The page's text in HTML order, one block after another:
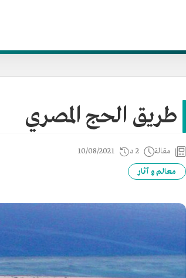
طريق الحج المصري
مقالة 2 د 10/08/2021
معالم و آثار